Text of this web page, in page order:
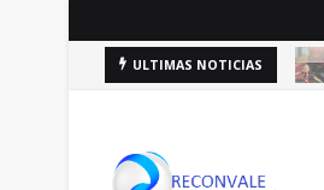
ULTIMAS NOTICIAS